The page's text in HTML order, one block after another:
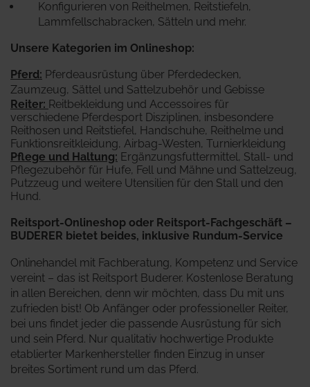
Konfigurieren von Reithelmen, Reitstiefeln,
Lammfellschabracken, Sätteln und mehr.
Unsere Kategorien im Onlineshop:
Pferd: Pferdeausrüstung über Pferdedecken,
Zaumzeug, Sättel und Sattelzubehör und Gebisse
Reiter: Reitbekleidung und Accessoires für
verschiedene Pferdesport Disziplinen, insbesondere
Reithosen und Reitstiefel, Handschuhe, Reithelme und
Funktionsreitkleidung, Airbag-Westen, Turnierkleidung
Pflege und Haltung: Ergänzungsfuttermittel, Stall- und
Pflegezubehör für Hufe, Fell und Mähne und Sattelzeug,
Putzzeug und weitere Utensilien für den Stall und den
Hund.
Reitsport-Onlineshop oder Reitsport-Fachgeschäft –
BUDERER bietet beides, inklusive Rundum-Service
Onlinehandel mit Fachberatung, Kompetenz und Service
vereint – das ist Reitsport Buderer. Kostenlose Beratung
in allen Bereichen, denn wir möchten, dass Du mit uns
zufrieden bist! Ob Anfänger oder professioneller Reiter,
bei uns findet jeder die passende Ausrüstung für sich
und sein Pferd. Nur qualitativ hochwertige Produkte
etablierter Markenhersteller finden Einzug in unser
breites Sortiment rund um das Pferd.